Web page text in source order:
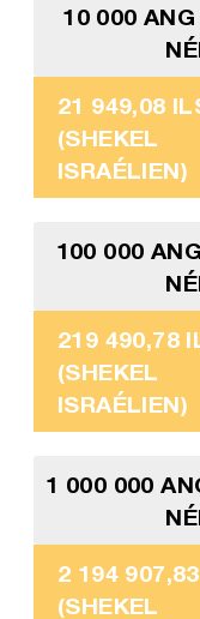
10 000
21 949,08
(SHEKEL
ISRAÉLIEN)
100 000
219 490,78
(SHEKEL
ISRAÉLIEN)
1 000 000
2 194
(SHEKEL